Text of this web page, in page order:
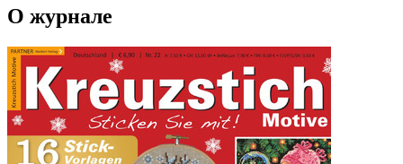
О журнале